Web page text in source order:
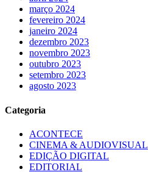
março 2024
fevereiro 2024
janeiro 2024
dezembro 2023
novembro 2023
outubro 2023
setembro 2023
agosto 2023
Categoria
ACONTECE
CINEMA & AUDIOVISUAL
EDIÇÃO DIGITAL
EDITORIAL